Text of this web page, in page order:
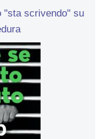
"sta scrivendo" su